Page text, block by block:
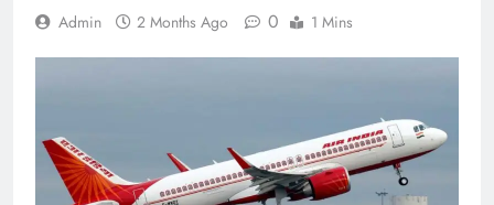
Admin 2 Months Ago 0 1 Mins